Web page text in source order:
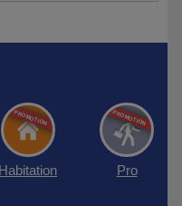
Habitation Pro